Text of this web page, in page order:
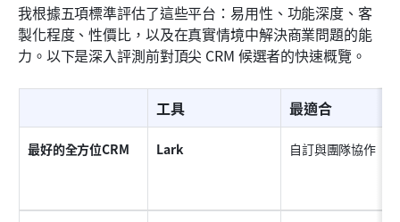
我根據五項標準評估了這些平台：易用性、功能深度、客
製化程度、性價比，以及在真實情境中解決商業問題的能
力。以下是深入評測前對頂尖 CRM 候選者的快速概覽。
工具 最適合
最好的全方位CRM Lark 自訂與團隊協作